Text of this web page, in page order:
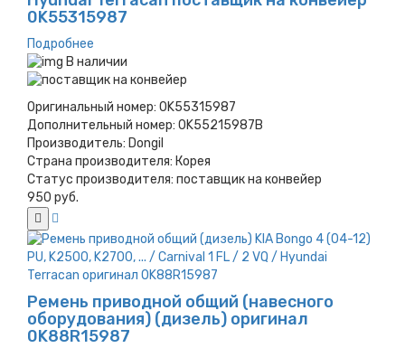
0K55315987
Подробнее
В наличии
Оригинальный номер: 0K55315987
Дополнительный номер: 0K55215987B
Производитель: Dongil
Страна производителя: Корея
Статус производителя: поставщик на конвейер
950 руб.
Ремень приводной общий (навесного
оборудования) (дизель) оригинал
0K88R15987